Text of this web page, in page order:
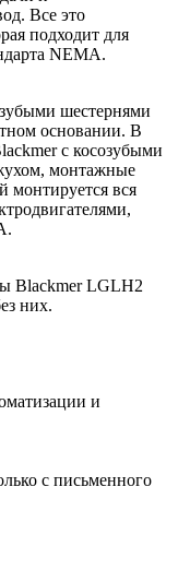
Все это
подходит для
NEMA.
шестернями
основании. В
с косозубыми
монтажные
монтируется вся
Blackmer LGLH2
них.
и
с письменного